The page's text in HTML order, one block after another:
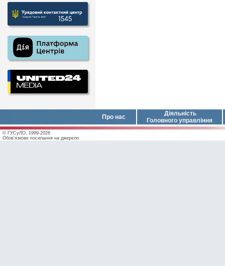
Про нас
Діяльність
Головного управління
© ГУСуЛО, 1999-2026
Обов'язкове посилання на джерело